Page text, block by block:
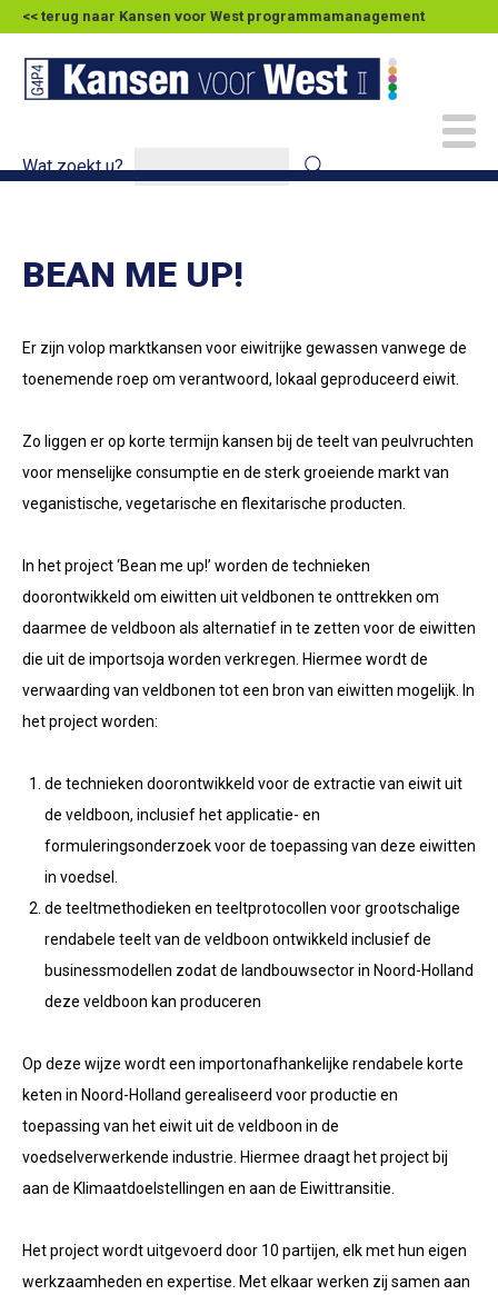
<< terug naar Kansen voor West programmamanagement
Wat zoekt u?
BEAN ME UP!
Er zijn volop marktkansen voor eiwitrijke gewassen vanwege de
toenemende roep om verantwoord, lokaal geproduceerd eiwit.
Zo liggen er op korte termijn kansen bij de teelt van peulvruchten
voor menselijke consumptie en de sterk groeiende markt van
veganistische, vegetarische en flexitarische producten.
In het project ‘Bean me up!’ worden de technieken
doorontwikkeld om eiwitten uit veldbonen te onttrekken om
daarmee de veldboon als alternatief in te zetten voor de eiwitten
die uit de importsoja worden verkregen. Hiermee wordt de
verwaarding van veldbonen tot een bron van eiwitten mogelijk. In
het project worden:
de technieken doorontwikkeld voor de extractie van eiwit uit
de veldboon, inclusief het applicatie- en
formuleringsonderzoek voor de toepassing van deze eiwitten
in voedsel.
de teeltmethodieken en teeltprotocollen voor grootschalige
rendabele teelt van de veldboon ontwikkeld inclusief de
businessmodellen zodat de landbouwsector in Noord-Holland
deze veldboon kan produceren
Op deze wijze wordt een importonafhankelijke rendabele korte
keten in Noord-Holland gerealiseerd voor productie en
toepassing van het eiwit uit de veldboon in de
voedselverwerkende industrie. Hiermee draagt het project bij
aan de Klimaatdoelstellingen en aan de Eiwittransitie.
Het project wordt uitgevoerd door 10 partijen, elk met hun eigen
werkzaamheden en expertise. Met elkaar werken zij samen aan